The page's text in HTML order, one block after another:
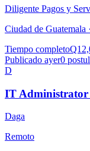
Diligente Pagos y
Ciudad de Guatemala ·
Tiempo completo
Publicado ayer0
D
IT Administrator
Daga
Remoto